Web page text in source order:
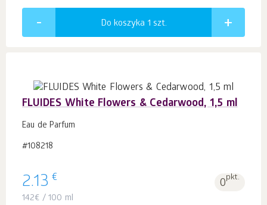
Do koszyka 1 szt.
FLUIDES White Flowers & Cedarwood, 1,5 ml
Eau de Parfum
#108218
2.13 € 0pkt.
142€ / 100 ml